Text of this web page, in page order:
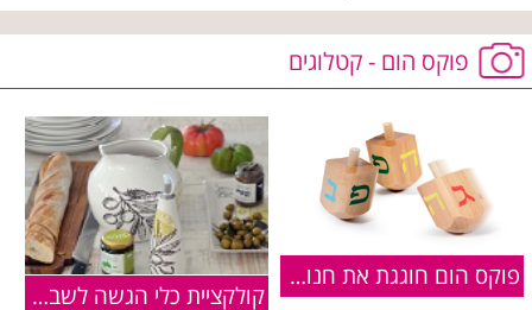
פוקס הום - קטלוגים
פוקס הום חוגגת את חנוכה עם קולקציה מיוחדת
קולקציית כלי הגשה לשבועות מבית FOXhome